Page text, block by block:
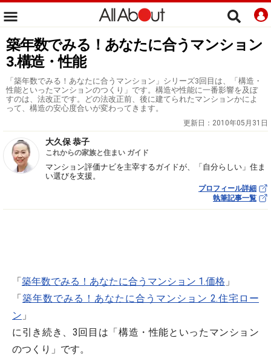
築年数でみる！あなたに合うマンション
3.構造・性能
「築年数でみる！あなたに合うマンション」シリーズ3回目は、「構造・
性能といったマンションのつくり」です。構造や性能に一番影響を及ぼ
すのは、法改正です。どの法改正前、後に建てられたマンションかによ
って、構造の安心度合いが変わってきます。
更新日： 2010年05月31日
大久保 恭子
これからの家族と住まい ガイド
マンション評価ナビを主宰するガイドが、「自分らしい」住ま
い選びを支援。
プロフィール詳細
執筆記事一覧
「築年数でみる！あなたに合うマンション 1.価格 」
「築年数でみる！あなたに合うマンション 2.住宅ロー
ン 」
に引き続き、3回目は「構造・性能といったマンション
のつくり」です。